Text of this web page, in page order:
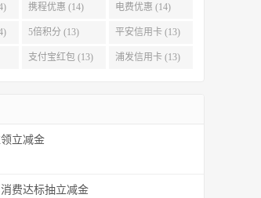
携程优惠 (14) 电费优惠 (14)
5倍积分 (13) 平安信用卡 (13)
支付宝红包 (13) 浦发信用卡 (13)
立减金
费达标抽立减金